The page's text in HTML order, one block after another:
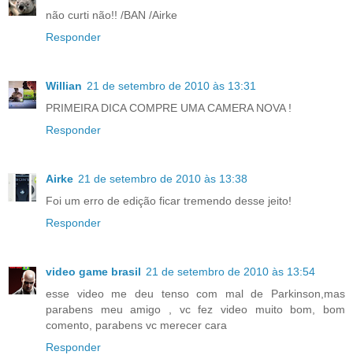
não curti não!! /BAN /Airke
Responder
Willian 21 de setembro de 2010 às 13:31
PRIMEIRA DICA COMPRE UMA CAMERA NOVA !
Responder
Airke 21 de setembro de 2010 às 13:38
Foi um erro de edição ficar tremendo desse jeito!
Responder
video game brasil 21 de setembro de 2010 às 13:54
esse video me deu tenso com mal de Parkinson,mas
parabens meu amigo , vc fez video muito bom, bom
comento, parabens vc merecer cara
Responder